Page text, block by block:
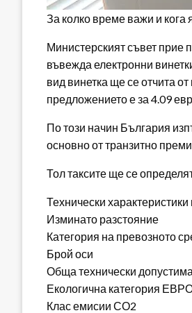
За колко време важи и кога
Министерският съвет прие
въвежда електронни
вид винетка ще се отчита
предложението е за 4.09
По този начин България
основно от транзитно
Тол таксите ще се
Технически
Изминато разстояние
Категория на превозното
Брой оси
Обща технически
Екологична категория
Клас емисии СО2